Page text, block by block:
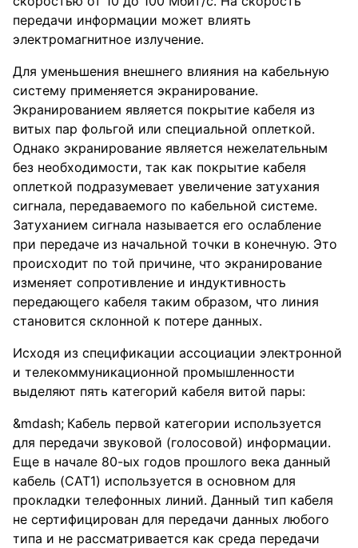
передачи информации может влиять
электромагнитное излучение.
Для уменьшения внешнего влияния на кабельную
систему применяется экранирование.
Экранированием является покрытие кабеля из
витых пар фольгой или специальной оплеткой.
Однако экранирование является нежелательным
без необходимости, так как покрытие кабеля
оплеткой подразумевает увеличение затухания
сигнала, передаваемого по кабельной системе.
Затуханием сигнала называется его ослабление
при передаче из начальной точки в конечную. Это
происходит по той причине, что экранирование
изменяет сопротивление и индуктивность
передающего кабеля таким образом, что линия
становится склонной к потере данных.
Исходя из спецификации ассоциации электронной
и телекоммуникационной промышленности
выделяют пять категорий кабеля витой пары:
Кабель первой категории используется
для передачи звуковой (голосовой) информации.
Еще в начале 80-ых годов прошлого века данный
кабель (CAT1) используется в основном для
прокладки телефонных линий. Данный тип кабеля
не сертифицирован для передачи данных любого
типа и не рассматривается как среда передачи